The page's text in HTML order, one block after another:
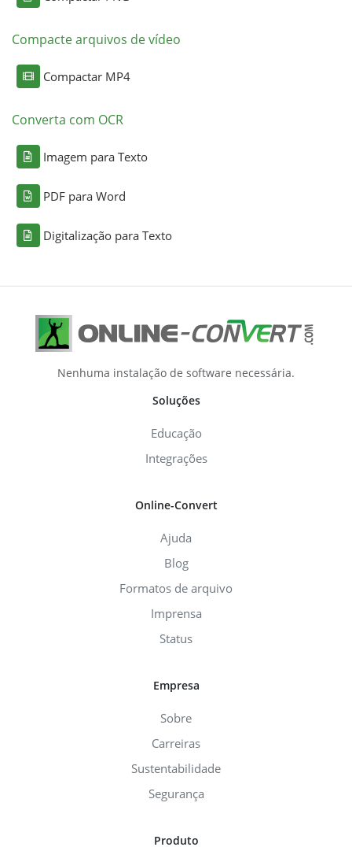
Compacte arquivos de vídeo
Compactar MP4
Converta com OCR
Imagem para Texto
PDF para Word
Digitalização para Texto
Nenhuma instalação de software necessária.
Soluções
Educação
Integrações
Online-Convert
Ajuda
Blog
Formatos de arquivo
Imprensa
Status
Empresa
Sobre
Carreiras
Sustentabilidade
Segurança
Produto